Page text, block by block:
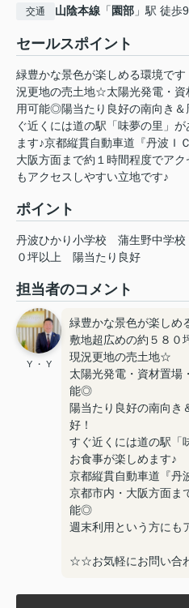
交通 山陰本線 「 園部 」駅 徒歩
セールスポイント
緑豊かな景色が楽しめる環境で
況更地の売土地☆太陽光発電・
用可能◎陽当たり良好の南向き
ぐ近くには道の駅「味夢の里」
ます♪京都縦貫自動車道『丹波Ｉ
大阪方面まで約１時間程度でア
もアクセスしやすい立地です♪
ポイント
丹波ひかり小学校 蒲生野中学校
０坪以上
陽当たり良好
担当者のコメント
Y ・ Y
緑豊かな景色が楽しめ
敷地超広めの約５８
現況更地の売土地☆
太陽光発電・資材置場
能◎
陽当たり良好の南向き
好！
すぐ近くには道の駅「
お食事が楽しめます♪
京都縦貫自動車道『
京都市内・大阪方面ま
能◎
週末利用という方にも
☆☆お気軽にお問い合